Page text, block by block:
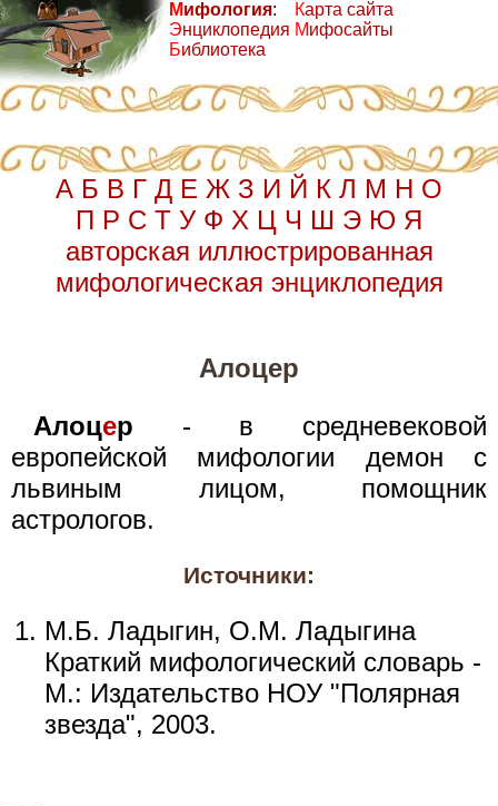
Мифология:
Энциклопедия
Библиотека
Карта сайта
Мифосайты
А Б В Г Д Е Ж З И Й К Л М Н О
П Р С Т У Ф Х Ц Ч Ш Э Ю Я
авторская иллюстрированная
мифологическая энциклопедия
Алоцер
Алоцер - в средневековой
европейской мифологии демон с
львиным лицом, помощник
астрологов.
Источники:
М.Б. Ладыгин, О.М. Ладыгина
Краткий мифологический словарь -
М.: Издательство НОУ "Полярная
звезда", 2003.